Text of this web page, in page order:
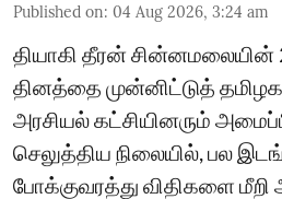
Published on: 04 Aug 2026, 3:24 am
தியாகி தீரன் சின்னமலையின்
தினத்தை முன்னிட்டுத்
அரசியல் கட்சியினரும்
செலுத்திய நிலையில், பல
போக்குவரத்து விதிகளை மீறி